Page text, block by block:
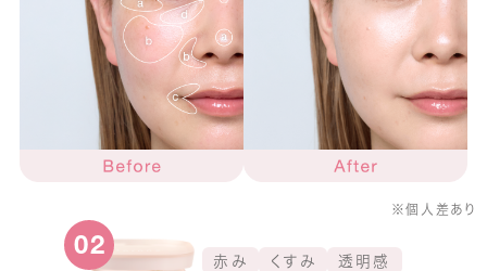
※個人差あり
02
赤み くすみ 透明感